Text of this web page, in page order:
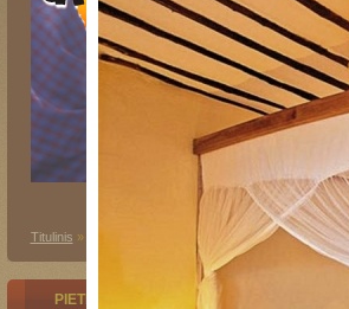
Titulinis » Rytų Afrika»Tanzanija»
PIETINĖ AFRIKA